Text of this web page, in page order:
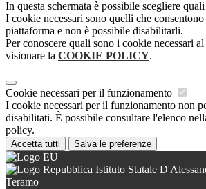
In questa schermata è possibile scegliere
I cookie necessari sono quelli che
piattaforma e non è possibile disabilitarli.
Per conoscere quali sono i cookie necessari
visionare la COOKIE POLICY.
Cookie necessari per il funzionamento
I cookie necessari per il funzionamento non
disabilitati. È possibile consultare l'elenco
policy.
Accetta tutti Salva le preferenze
Istituto Statale
Teramo